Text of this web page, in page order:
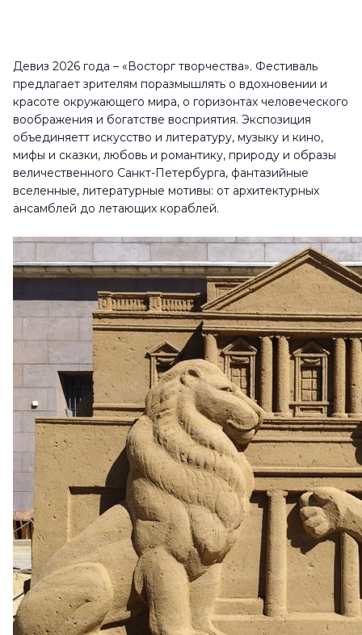
Девиз 2026 года – «Восторг творчества». Фестиваль
предлагает зрителям поразмышлять о вдохновении и
красоте окружающего мира, о горизонтах человеческого
воображения и богатстве восприятия. Экспозиция
объединяетт искусство и литературу, музыку и кино,
мифы и сказки, любовь и романтику, природу и образы
величественного Санкт-Петербурга, фантазийные
вселенные, литературные мотивы: от архитектурных
ансамблей до летающих кораблей.